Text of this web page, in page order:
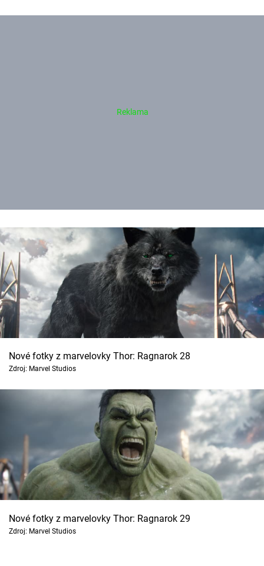
Nové fotky z marvelovky Thor: Ragnarok 28
Zdroj: Marvel Studios
Nové fotky z marvelovky Thor: Ragnarok 29
Zdroj: Marvel Studios